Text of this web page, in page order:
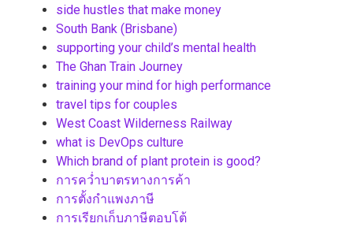
side hustles that make money
South Bank (Brisbane)
supporting your child’s mental health
The Ghan Train Journey
training your mind for high performance
travel tips for couples
West Coast Wilderness Railway
what is DevOps culture
Which brand of plant protein is good?
การคว่ำบาตรทางการค้า
การตั้งกำแพงภาษี
การเรียกเก็บภาษีตอบโต้